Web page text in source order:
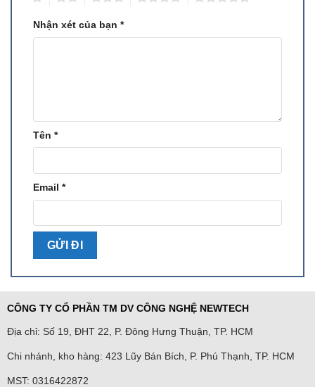
Nhận xét của bạn *
Tên *
Email *
CÔNG TY CỔ PHẦN TM DV CÔNG NGHỆ NEWTECH
Địa chỉ: Số 19, ĐHT 22, P. Đông Hưng Thuận, TP. HCM
Chi nhánh, kho hàng: 423 Lũy Bán Bích, P. Phú Thạnh, TP. HCM
MST: 0316422872